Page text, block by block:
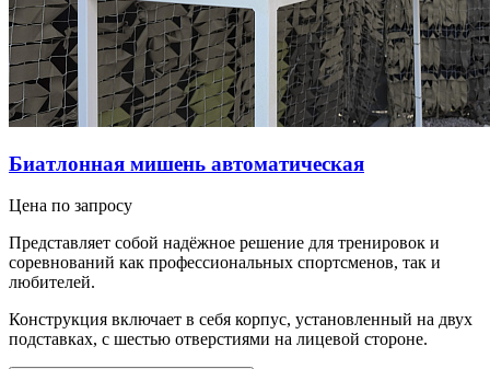
Биатлонная мишень автоматическая
Цена по запросу
Представляет собой надёжное решение для тренировок и
соревнований как профессиональных спортсменов, так и
любителей.
Конструкция включает в себя корпус, установленный на двух
подставках, с шестью отверстиями на лицевой стороне.